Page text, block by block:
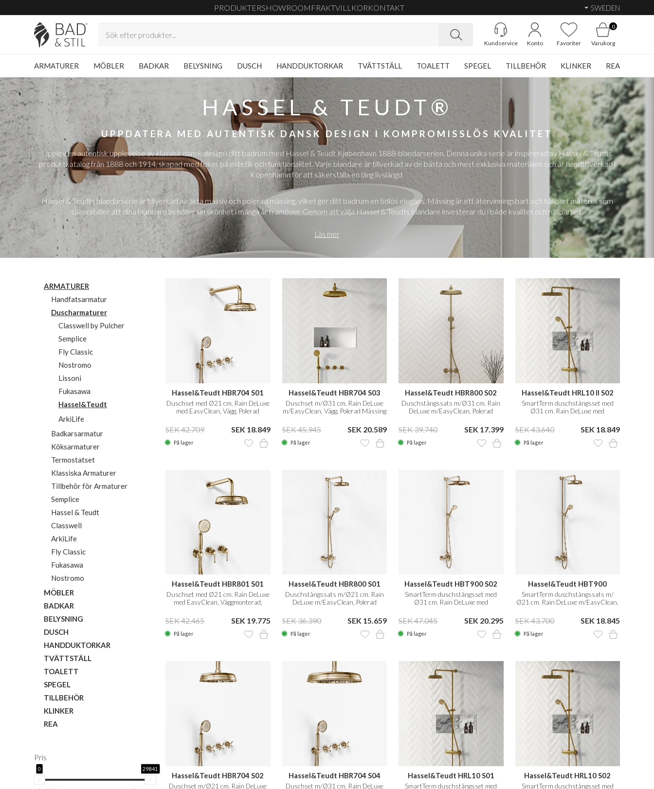
PRODUKTERSHOWROOM FRAKTVILLKORKONTAKT SWEDEN
Kundservice Konto Favoriter
0
Varukorg
ARMATURER MÖBLER BADKAR BELYSNING DUSCH HANDDUKTORKAR TVÄTTSTÄLL TOALETT SPEGEL TILLBEHÖR KLINKER REA
HASSEL & TEUDT®
UPPDATERA MED AUTENTISK DANSK DESIGN I KOMPROMISSLÖS KVALITET
Upplev en autentisk upplevelse av klassisk dansk design i ditt badrum med Hassel & Teudt Kjøbenhavn 1888-blandarserien. Denna unika serie är inspirerad av Hassel & Teudts
produktkatalog från 1888 och 1914, skapad med fokus på estetik och funktionalitet. Varje blandare är tillverkad av de bästa och mest exklusiva materialen och är handtillverkad i
Köpenhamn för att säkerställa en lång livslängd.
Hassel & Teudts blandarserie är tillverkad av äkta massiv och polerad mässing, vilket ger ditt badrum en tidlös elegans. Mässing är ett återvinningsbart och hållbart material som
säkerställer att dina blandare behåller sin skönhet i många år framöver. Genom att välja Hassel & Teudts blandare investerar du i både kvalitet och hållbarhet.
Läs mer
ARMATURER
Handfatsarmatur
Duscharmaturer
Classwell by Pulcher
Semplice
Fly Classic
Nostromo
Lissoni
Fukasawa
Hassel&Teudt
ArkiLife
Badkarsarmatur
Köksarmaturer
Termostatset
Klassiska Armaturer
Tillbehör för Armaturer
Semplice
Hassel & Teudt
Classwell
ArkiLife
Fly Classic
Fukasawa
Nostromo
MÖBLER
BADKAR
BELYSNING
DUSCH
HANDDUKTORKAR
TVÄTTSTÄLL
TOALETT
SPEGEL
TILLBEHÖR
KLINKER
REA
Pris
0 29841
Hassel&Teudt HBR704 S01
Duschset med Ø21 cm. Rain DeLuxe
med EasyClean, Vägg, Polerad
SEK 42.709 SEK 18.849
På lager
Hassel&Teudt HBR704 S03
Duschset m/Ø31 cm. Rain DeLuxe
m/EasyClean, Vägg, Polerad Mässing
SEK 45.945 SEK 20.589
På lager
Hassel&Teudt HBR800 S02
Duschstångssats m/Ø31 cm. Rain
DeLuxe m/EasyClean, Polerad
SEK 39.740 SEK 17.399
På lager
Hassel&Teudt HRL10 II S02
SmartTerm duschstångsset med
Ø31 cm. Rain DeLuxe med
SEK 43.640 SEK 18.849
På lager
Hassel&Teudt HBR801 S01
Duschset med Ø21 cm. Rain DeLuxe
med EasyClean, Väggmonterad,
SEK 42.465 SEK 19.775
På lager
Hassel&Teudt HBR800 S01
Duschstångssats m/Ø21 cm. Rain
DeLuxe m/EasyClean, Polerad
SEK 36.390 SEK 15.659
På lager
Hassel&Teudt HBT900 S02
SmartTerm duschstångsset med
Ø31 cm. Rain DeLuxe med
SEK 47.045 SEK 20.295
På lager
Hassel&Teudt HBT900
SmartTerm duschstångssats m/
Ø21 cm. Rain DeLuxe m/EasyClean,
SEK 43.700 SEK 18.845
På lager
Hassel&Teudt HBR704 S02
Duschset m/Ø21 cm. Rain DeLuxe
Hassel&Teudt HBR704 S04
Duschset m/Ø31 cm. Rain DeLuxe
Hassel&Teudt HRL10 S01
SmartTerm duschstångsset med
Hassel&Teudt HRL10 S02
SmartTerm duschstångsset med